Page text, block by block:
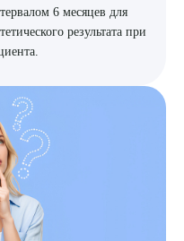
6 месяцев для
результата при